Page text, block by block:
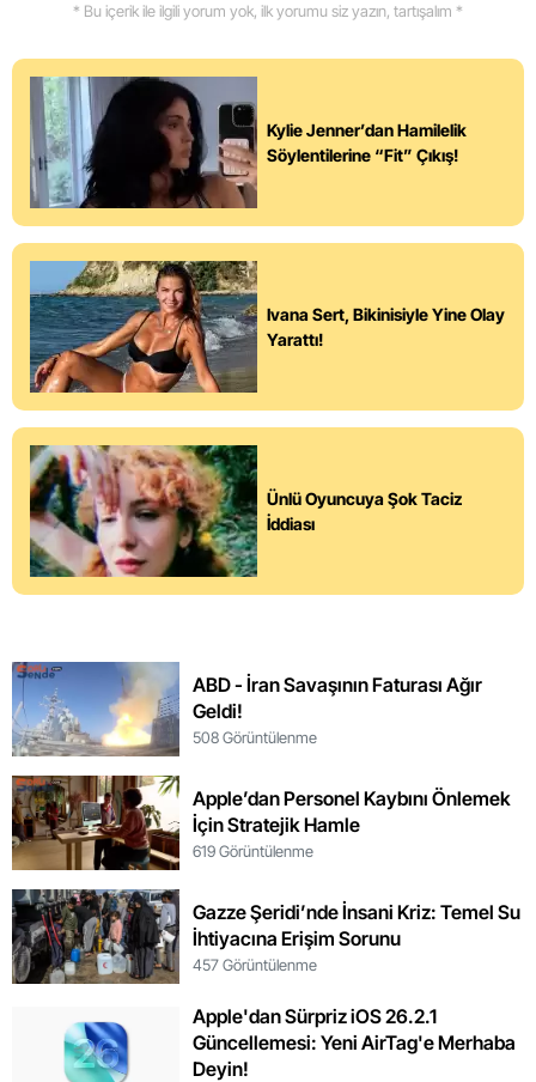
* Bu içerik ile ilgili yorum yok, ilk yorumu siz yazın, tartışalım *
Kylie Jenner’dan Hamilelik
Söylentilerine “Fit” Çıkış!
Ivana Sert, Bikinisiyle Yine Olay
Yarattı!
Ünlü Oyuncuya Şok Taciz
İddiası
ABD - İran Savaşının Faturası Ağır
Geldi!
508 Görüntülenme
Apple’dan Personel Kaybını Önlemek
İçin Stratejik Hamle
619 Görüntülenme
Gazze Şeridi’nde İnsani Kriz: Temel Su
İhtiyacına Erişim Sorunu
457 Görüntülenme
Apple'dan Sürpriz iOS 26.2.1
Güncellemesi: Yeni AirTag'e Merhaba
Deyin!